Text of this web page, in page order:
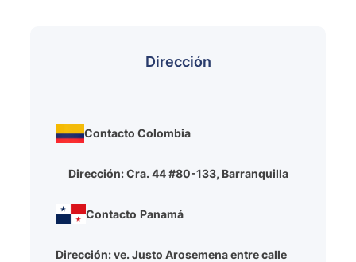
Dirección
Contacto Colombia
Dirección: Cra. 44 #80-133, Barranquilla
Contacto Panamá
Dirección: ve. Justo Arosemena entre calle